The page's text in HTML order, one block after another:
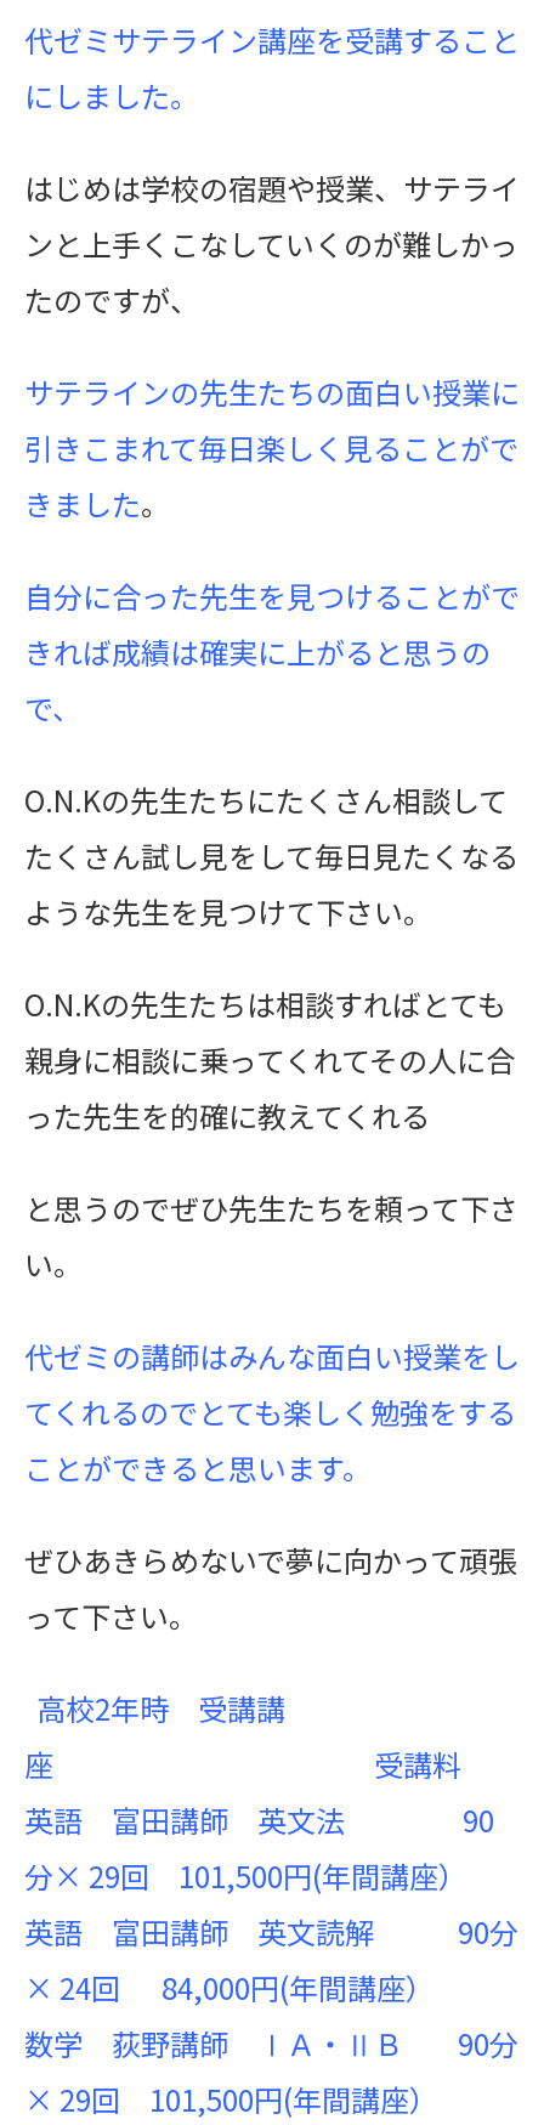
代ゼミサテライン講座を受講すること
にしました。
はじめは学校の宿題や授業、サテライ
ンと上手くこなしていくのが難しかっ
たのですが、
サテラインの先生たちの面白い授業に
引きこまれて毎日楽しく見ることがで
きました。
自分に合った先生を見つけることがで
きれば成績は確実に上がると思うの
で、
O.N.Kの先生たちにたくさん相談して
たくさん試し見をして毎日見たくなる
ような先生を見つけて下さい。
O.N.Kの先生たちは相談すればとても
親身に相談に乗ってくれてその人に合
った先生を的確に教えてくれる
と思うのでぜひ先生たちを頼って下さ
い。
代ゼミの講師はみんな面白い授業をし
てくれるのでとても楽しく勉強をする
ことができると思います。
ぜひあきらめないで夢に向かって頑張
って下さい。
高校2年時 受講講
座 受講料
英語 富田講師 英文法 90
分× 29回 101,500円(年間講座）
英語 富田講師 英文読解 90分
× 24回 84,000円(年間講座）
数学 荻野講師 ⅠＡ・ⅡＢ 90分
× 29回 101,500円(年間講座）